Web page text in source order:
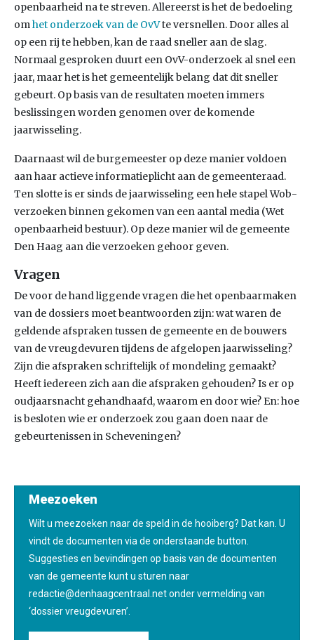
openbaarheid na te streven. Allereerst is het de bedoeling
omhet onderzoek van de OvVte versnellen. Door alles al
op een rij te hebben, kan de raad sneller aan de slag.
Normaal gesproken duurt een OvV-onderzoek al snel een
jaar, maar het is het gemeentelijk belang dat dit sneller
gebeurt. Op basis van de resultaten moeten immers
beslissingen worden genomen over de komende
jaarwisseling.
Daarnaast wil de burgemeester op deze manier voldoen
aan haar actieve informatieplicht aan de gemeenteraad.
Ten slotte is er sinds de jaarwisseling een hele stapel Wob-
verzoeken binnen gekomen van een aantal media (Wet
openbaarheid bestuur). Op deze manier wil de gemeente
Den Haag aan die verzoeken gehoor geven.
Vragen
De voor de hand liggende vragen die het openbaarmaken
van de dossiers moet beantwoorden zijn: wat waren de
geldende afspraken tussen de gemeente en de bouwers
van de vreugdevuren tijdens de afgelopen jaarwisseling?
Zijn die afspraken schriftelijk of mondeling gemaakt?
Heeft iedereen zich aan die afspraken gehouden? Is er op
oudjaarsnacht gehandhaafd, waarom en door wie? En: hoe
is besloten wie er onderzoek zou gaan doen naar de
gebeurtenissen in Scheveningen?
Meezoeken
Wilt u meezoeken naar de speld in de hooiberg? Dat kan. U
vindt de documenten via de onderstaande button.
Suggesties en bevindingen op basis van de documenten
van de gemeente kunt u sturen naar
redactie@denhaagcentraal.net onder vermelding van
‘dossier vreugdevuren’.